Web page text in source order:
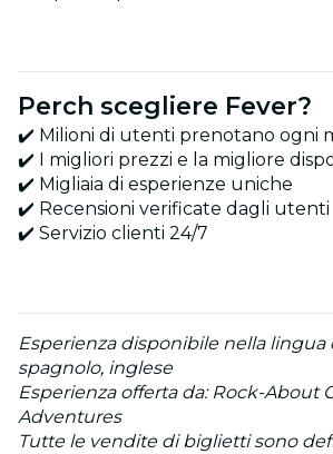
Perch scegliere Fever?
✔️ Milioni di utenti prenotano ogni
✔️ I migliori prezzi e la migliore
✔️ Migliaia di esperienze uniche
✔️ Recensioni verificate dagli utenti
✔️ Servizio clienti 24/7
Esperienza disponibile nella lingua
spagnolo, inglese
Esperienza offerta da: Rock-About
Adventures
Tutte le vendite di biglietti sono